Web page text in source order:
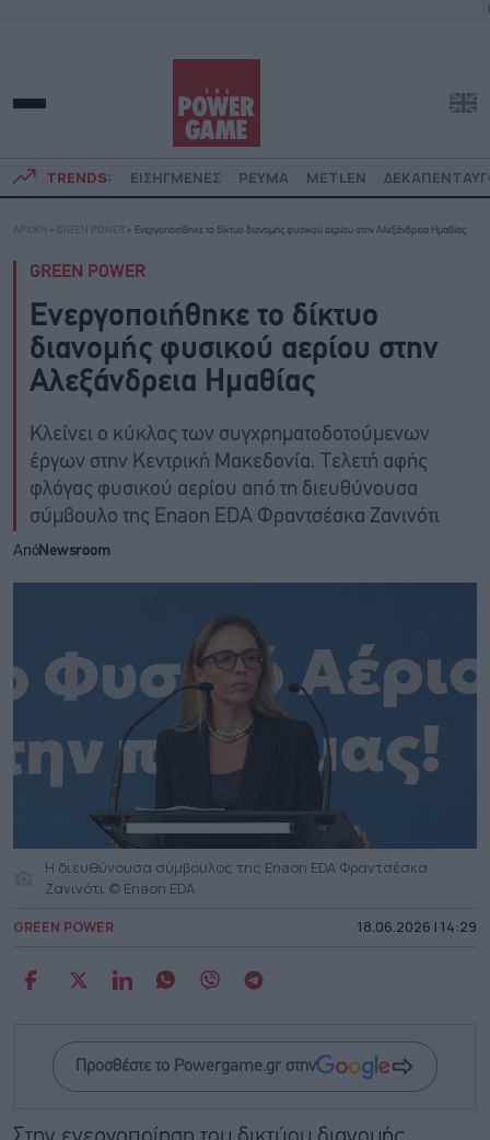
TRENDS: ΕΙΣΗΓΜΕΝΕΣ ΡΕΥΜΑ METLEN
ΑΡΧΙΚΗ » GREEN POWER » Ενεργοποιήθηκε το δίκτυο διανομής φυσικού αερίου στην Αλεξάνδρεια Ημαθίας
GREEN POWER
Ενεργοποιήθηκε το δίκτυο
διανομής φυσικού αερίου στην
Αλεξάνδρεια Ημαθίας
Κλείνει ο κύκλος των συγχρηματοδοτούμενων
έργων στην Κεντρική Μακεδονία. Τελετή αφής
φλόγας φυσικού αερίου από τη διευθύνουσα
σύμβουλο της Enaon EDA Φραντσέσκα Ζανινότι
ΑπόNewsroom
H διευθύνουσα σύμβουλος της Enaon EDA Φραντσέσκα
Ζανινότι © Enaon EDA
GREEN POWER 18.06.2026 | 14:29
Προσθέστε το Powergame.gr στην